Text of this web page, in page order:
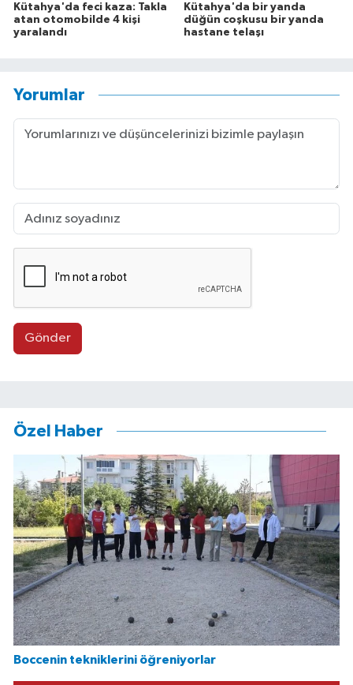
Kütahya'da feci kaza: Takla
atan otomobilde 4 kişi
yaralandı
Kütahya'da bir yanda
düğün coşkusu bir yanda
hastane telaşı
Yorumlar
Gönder
Özel Haber
Boccenin tekniklerini öğreniyorlar